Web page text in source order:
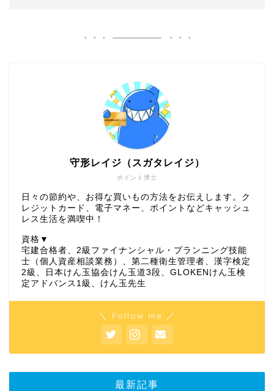
ポイント博士
守形レイジ（スガタレイジ）
日々の節約や、お得な買いもの方法をお伝えします。ク
レジットカード、電子マネー、ポイントなどキャッシュ
レス生活を満喫中！
資格▼
宅建合格者、2級ファイナンシャル・プランニング技能
士（個人資産相談業務）、第二種衛生管理者、漢字検定
2級、日本けん玉協会けん玉道3段、GLOKENけん玉検
定アドバンス1級、けん玉先生
＼ Follow me ／
最新記事